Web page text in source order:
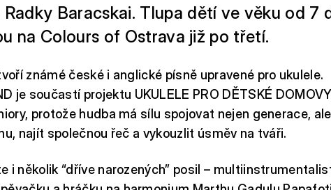
Baracskai. Tlupa dětí ve věku od 7
na Colours of Ostrava již po třetí.
známé české i anglické písně upravené pro ukulele.
je součastí projektu UKULELE PRO DĚTSKÉ
protože hudba má sílu spojovat nejen generace,
najít společnou řeč a vykouzlit úsměv na tváři.
i několik “dříve narozených” posil –